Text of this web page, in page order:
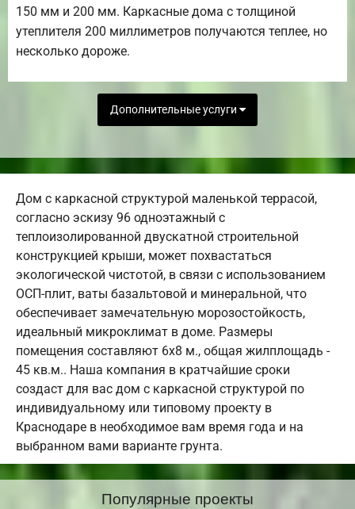
150 мм и 200 мм. Каркасные дома с толщиной
утеплителя 200 миллиметров получаются теплее, но
несколько дороже.
Дополнительные услуги
Дом с каркасной структурой маленькой террасой,
согласно эскизу 96 одноэтажный с
теплоизолированной двускатной строительной
конструкцией крыши, может похвастаться
экологической чистотой, в связи с использованием
ОСП-плит, ваты базальтовой и минеральной, что
обеспечивает замечательную морозостойкость,
идеальный микроклимат в доме. Размеры
помещения составляют 6х8 м., общая жилплощадь -
45 кв.м.. Наша компания в кратчайшие сроки
создаст для вас дом с каркасной структурой по
индивидуальному или типовому проекту в
Краснодаре в необходимое вам время года и на
выбранном вами варианте грунта.
Популярные проекты